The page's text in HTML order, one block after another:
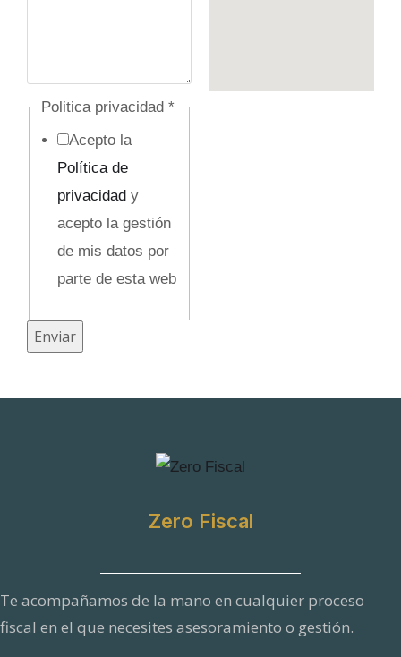
Politica privacidad *
Acepto la
Política de
privacidady
acepto la gestión
de mis datos por
parte de esta web
E
n
Enviar
Zero Fiscal
Te acompañamos de la mano en cualquier proceso
fiscal en el que necesites asesoramiento o gestión.